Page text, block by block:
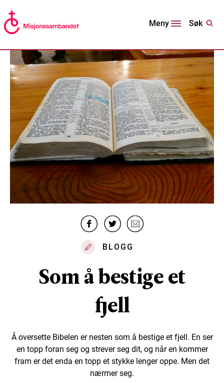
Meny Søk
BLOGG
Som å bestige et
fjell
Å oversette Bibelen er nesten som å bestige et fjell. En ser
en topp foran seg og strever seg dit, og når en kommer
fram er det enda en topp et stykke lenger oppe. Men det
nærmer seg.